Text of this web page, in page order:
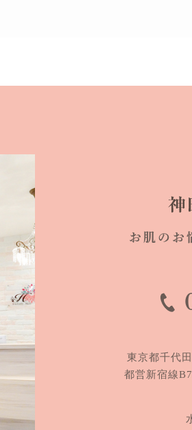
お肌のお
東京都千代
都営新宿線